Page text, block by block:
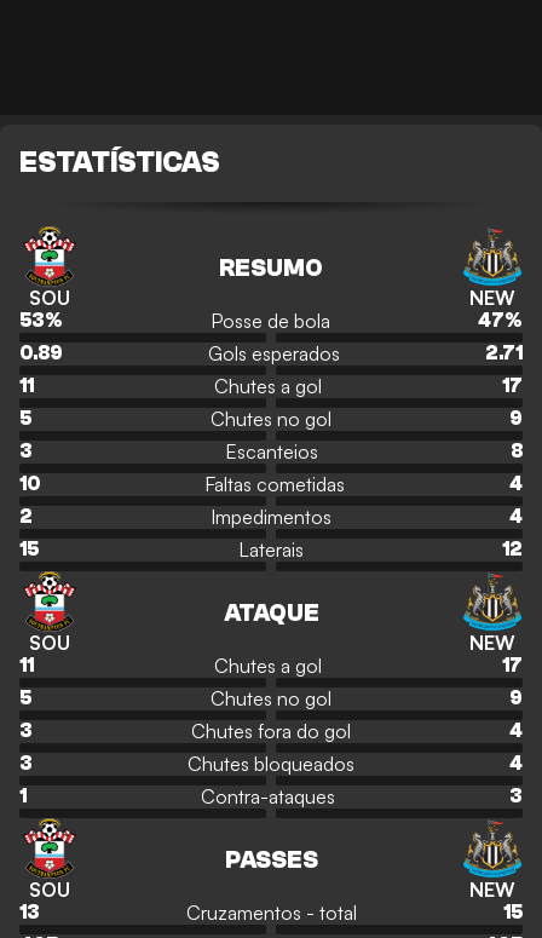
ESTATÍSTICAS
SOU
RESUMO
NEW
53% Posse de bola 47%
0.89
Gols esperados
2.71
11
Chutes a gol
17
5
Chutes no gol
9
3
Escanteios
8
10
Faltas cometidas
4
2
Impedimentos
4
15
Laterais 12
SOU
ATAQUE
NEW
11 Chutes a gol
17
5
Chutes no gol
9
3
Chutes fora do gol
4
3
Chutes bloqueados
4
1
Contra-ataques 3
SOU
PASSES
NEW
13 Cruzamentos - total
15